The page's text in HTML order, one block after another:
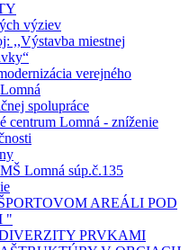
výziev
,,Výstavba miestnej
verejného
spolupráce
centrum Lomná - zníženie
Lomná súp.č.135
AREÁLI POD
"
PRVKAMI